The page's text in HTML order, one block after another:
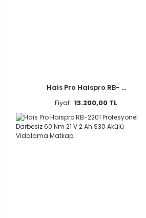
Hais Pro Haispro RB- ...
Fiyat : 13.200,00 TL